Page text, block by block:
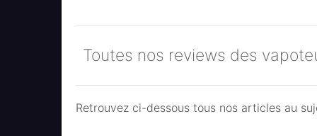
Toutes nos reviews des
Retrouvez ci-dessous tous nos articles au